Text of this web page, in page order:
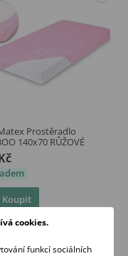
Prostěradlo
140x70 RŮŽOVÉ
Koupit
cookies.
funkcí sociálních